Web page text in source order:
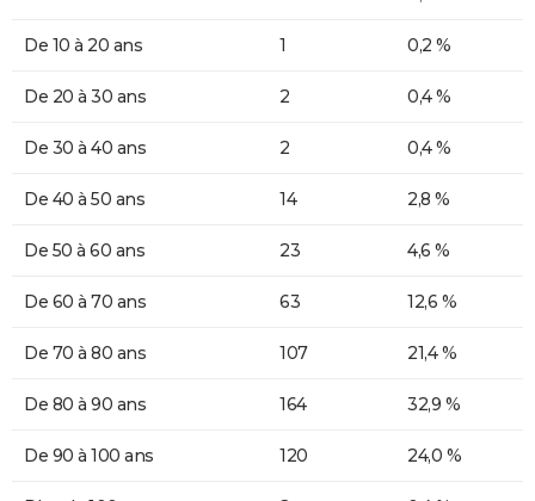
De 10 à 20 ans 1 0,2 %
De 20 à 30 ans 2 0,4 %
De 30 à 40 ans 2 0,4 %
De 40 à 50 ans 14 2,8 %
De 50 à 60 ans 23 4,6 %
De 60 à 70 ans 63 12,6 %
De 70 à 80 ans 107 21,4 %
De 80 à 90 ans 164 32,9 %
De 90 à 100 ans 120 24,0 %